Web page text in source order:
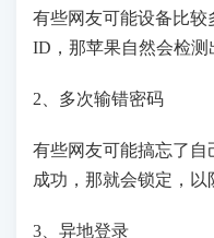
有些网友可能设备比较
ID，那苹果自然会检测
2、多次输错密码
有些网友可能搞忘了
成功，那就会锁定，以
3、异地登录